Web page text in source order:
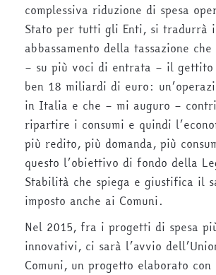
complessiva riduzione di spesa
Stato per tutti gli Enti, si tradurrà
abbassamento della tassazione
– su più voci di entrata – il gettito
ben 18 miliardi di euro:
in Italia e che – mi auguro –
ripartire i consumi e quindi
più redito, più domanda, più
questo l’obiettivo di fondo della
Stabilità che spiega e giustifica il
imposto anche ai Comuni.
Nel 2015, fra i progetti di spesa
innovativi, ci sarà l’avvio
Comuni, un progetto elaborato